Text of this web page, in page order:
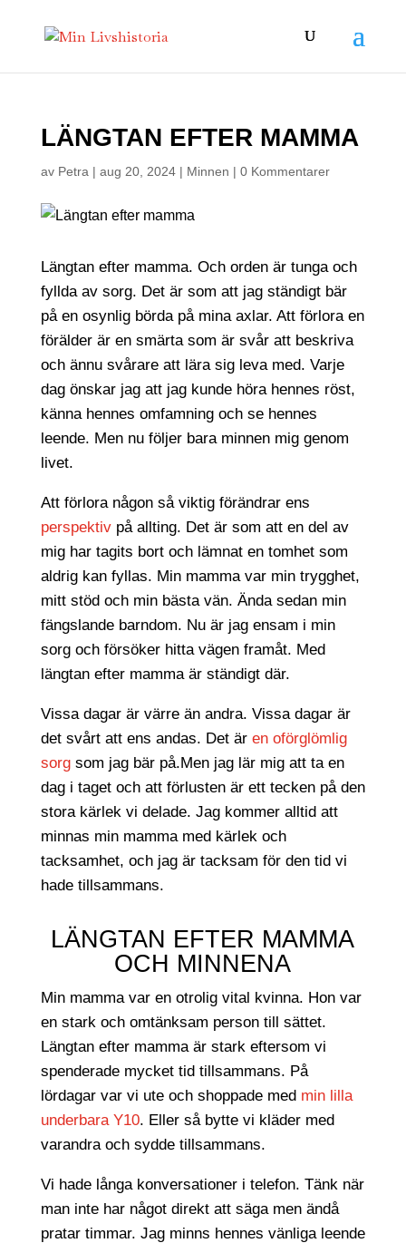
LÄNGTAN EFTER MAMMA
av Petra | aug 20, 2024| Minnen | 0 Kommentarer
Längtan efter mamma. Och orden är tunga och
fyllda av sorg. Det är som att jag ständigt bär
på en osynlig börda på mina axlar. Att förlora en
förälder är en smärta som är svår att beskriva
och ännu svårare att lära sig leva med. Varje
dag önskar jag att jag kunde höra hennes röst,
känna hennes omfamning och se hennes
leende. Men nu följer bara minnen mig genom
livet.
Att förlora någon så viktig förändrar ens
perspektivpå allting. Det är som att en del av
mig har tagits bort och lämnat en tomhet som
aldrig kan fyllas. Min mamma var min trygghet,
mitt stöd och min bästa vän. Ända sedan min
fängslande barndom. Nu är jag ensam i min
sorg och försöker hitta vägen framåt. Med
längtan efter mamma är ständigt där.
Vissa dagar är värre än andra. Vissa dagar är
det svårt att ens andas. Det är en oförglömlig
sorgsom jag bär på.Men jag lär mig att ta en
dag i taget och att förlusten är ett tecken på den
stora kärlek vi delade. Jag kommer alltid att
minnas min mamma med kärlek och
tacksamhet, och jag är tacksam för den tid vi
hade tillsammans.
LÄNGTAN EFTER MAMMA
OCH MINNENA
Min mamma var en otrolig vital kvinna. Hon var
en stark och omtänksam person till sättet.
Längtan efter mamma är stark eftersom vi
spenderade mycket tid tillsammans. På
lördagar var vi ute och shoppade med min lilla
underbara Y10. Eller så bytte vi kläder med
varandra och sydde tillsammans.
Vi hade långa konversationer i telefon. Tänk när
man inte har något direkt att säga men ändå
pratar timmar. Jag minns hennes vänliga leende